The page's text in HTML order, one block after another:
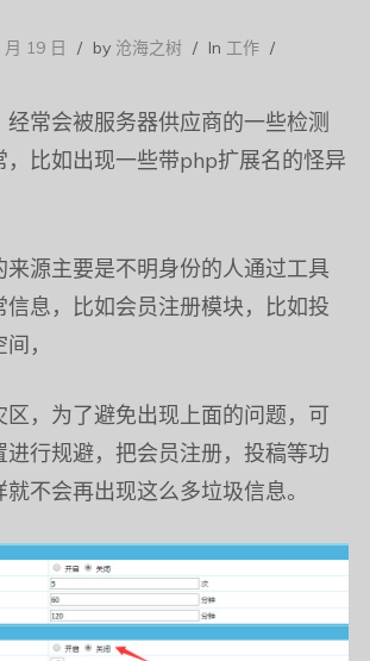
19 日 by 沧海之树 In 工作
经常会被服务器供应商的一些检测
，比如出现一些带php扩展名的怪异
来源主要是不明身份的人通过工具
信息，比如会员注册模块，比如投
，
区，为了避免出现上面的问题，可
进行规避，把会员注册，投稿等功
不会再出现这么多垃圾信息。